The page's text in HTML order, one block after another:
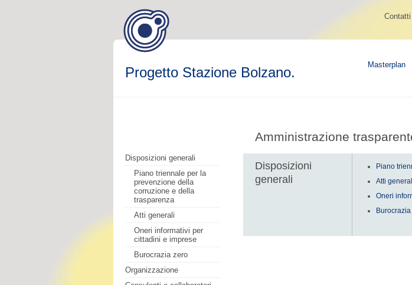
Contatti
Progetto Stazione Bolzano. Masterplan
Disposizioni generali
Piano triennale per la
prevenzione della
corruzione e della
trasparenza
Atti generali
Oneri informativi per
cittadini e imprese
Burocrazia zero
Organizzazione
Amministrazione
Disposizioni
generali
Piano
Atti
Oneri